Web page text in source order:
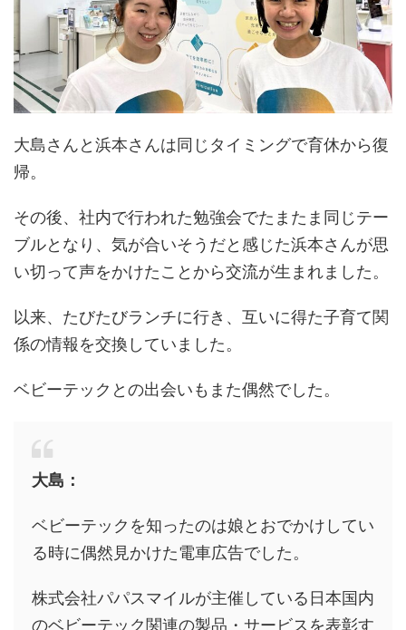
大島さんと浜本さんは同じタイミングで育休から復
帰。
その後、社内で行われた勉強会でたまたま同じテー
ブルとなり、気が合いそうだと感じた浜本さんが思
い切って声をかけたことから交流が生まれました。
以来、たびたびランチに行き、互いに得た子育て関
係の情報を交換していました。
ベビーテックとの出会いもまた偶然でした。
大島：
ベビーテックを知ったのは娘とおでかけしてい
る時に偶然見かけた電車広告でした。
株式会社パパスマイルが主催している日本国内
のベビーテック関連の製品・サービスを表彰す